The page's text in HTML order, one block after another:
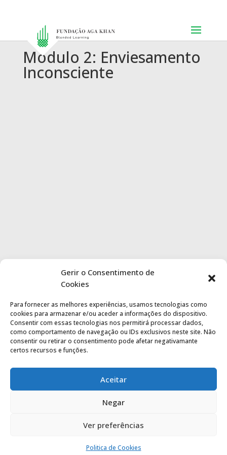
Gerir o Consentimento de
Cookies
Para fornecer as melhores experiências, usamos tecnologias como
cookies para armazenar e/ou aceder a informações do dispositivo.
Consentir com essas tecnologias nos permitirá processar dados,
como comportamento de navegação ou IDs exclusivos neste site. Não
consentir ou retirar o consentimento pode afetar negativamante
certos recursos e funções.
Aceitar
Negar
Ver preferências
Politica de Cookies
Módulo 2: Enviesamento
Inconsciente
Politica de privacidade